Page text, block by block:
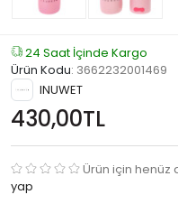
24 Saat İçinde Kargo
Ürün Kodu: 3662232001469
INUWET
430,00TL
Ürün için henüz
yap